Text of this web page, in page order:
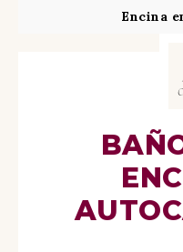
Encina